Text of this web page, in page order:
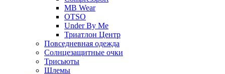
MB Wear
OTSO
Under By Me
Триатлон Центр
Повседневная одежда
Солнцезащитные очки
Трисьюты
Шлемы